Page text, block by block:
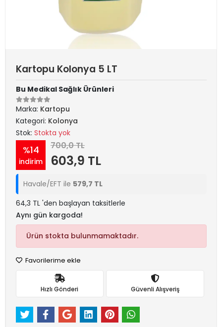
Kartopu Kolonya 5 LT
Bu Medikal Sağlık Ürünleri
Marka: Kartopu
Kategori: Kolonya
Stok: Stokta yok
%14
indirim
700,0 TL
603,9 TL
Havale/EFT ile 579,7 TL
64,3 TL 'den başlayan taksitlerle
Aynı gün kargoda!
Ürün stokta bulunmamaktadır.
Favorilerime ekle
Hızlı Gönderi Güvenli Alışveriş